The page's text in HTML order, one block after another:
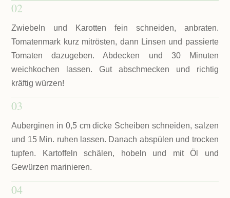
02
Zwiebeln und Karotten fein schneiden, anbraten.
Tomatenmark kurz mitrösten, dann Linsen und passierte
Tomaten dazugeben. Abdecken und 30 Minuten
weichkochen lassen. Gut abschmecken und richtig
kräftig würzen!
03
Auberginen in 0,5 cm dicke Scheiben schneiden, salzen
und 15 Min. ruhen lassen. Danach abspülen und trocken
tupfen. Kartoffeln schälen, hobeln und mit Öl und
Gewürzen marinieren.
04